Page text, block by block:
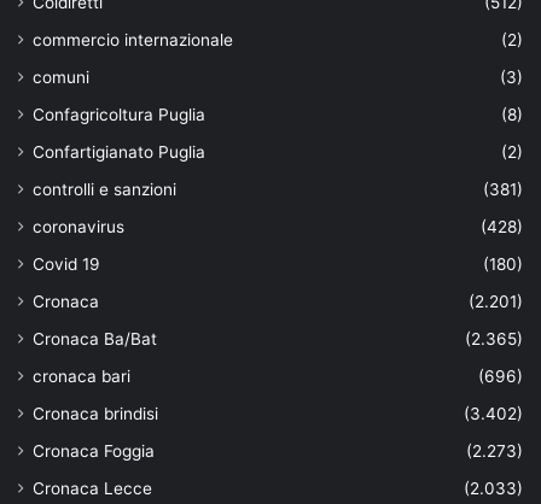
commercio internazionale
(2)
comuni
(3)
Confagricoltura Puglia
(8)
Confartigianato Puglia
(2)
controlli e sanzioni
(381)
coronavirus
(428)
Covid 19
(180)
Cronaca
(2.201)
Cronaca Ba/Bat
(2.365)
cronaca bari
(696)
Cronaca brindisi
(3.402)
Cronaca Foggia
(2.273)
Cronaca Lecce
(2.033)